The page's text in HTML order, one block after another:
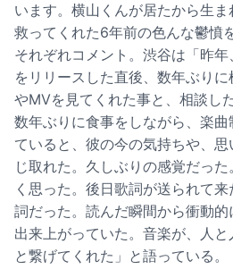
います。横山くんが居たから生
救ってくれた6年前の色んな鬱憤
それぞれコメント。渋谷は「昨
をリリースした直後、数年ぶり
やMVを見てくれた事と、相談し
数年ぶりに食事をしながら、楽
ていると、彼の今の気持ちや、
じ取れた。久しぶりの感覚だっ
く思った。後日歌詞が送られて
詞だった。読んだ瞬間から衝動
出来上がっていた。音楽が、人
と繋げてくれた」と語っている。